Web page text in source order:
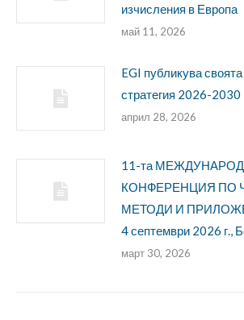
изчисления в Европа
май 11, 2026
EGI публикува
стратегия 2026-2030
април 28, 2026
11-та
КОНФЕРЕНЦИЯ ПО
МЕТОДИ И
4 септември 2026 г.,
март 30, 2026